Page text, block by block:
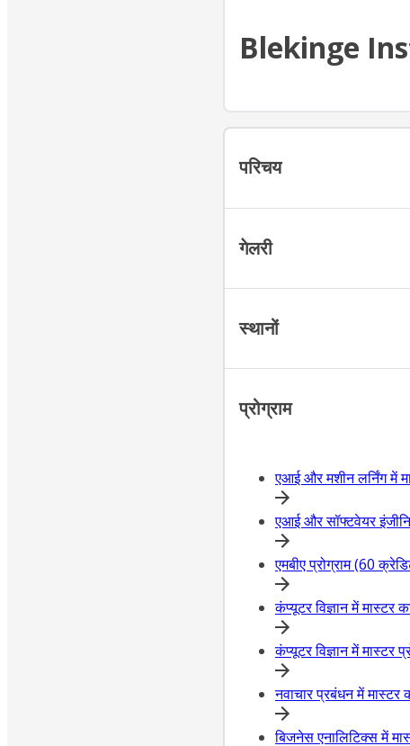
Blekinge
परिचय
गेलरी
स्थानों
प्रोग्राम
एआई और मशीन लर्निंग में
एआई और सॉफ्टवेयर
एमबीए प्रोग्राम (60
कंप्यूटर विज्ञान में
कंप्यूटर विज्ञान में मास्टर
नवाचार प्रबंधन में
बिजनेस एनालिटिक्स में